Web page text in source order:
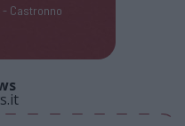
- Castronno